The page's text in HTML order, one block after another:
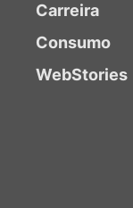
Carreira
Consumo
WebStories